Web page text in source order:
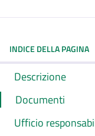
INDICE DELLA PAGINA
Descrizione
Documenti
Ufficio